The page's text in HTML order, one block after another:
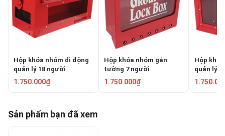
Hộp khóa nhóm di động
quản lý 18 người
PROLOCKEY LK07
1.750.000₫
Hộp khóa nhóm gắn
tường 7 người
PROLOCKEY LK71
1.750.000₫
Hộp
quản lý
Sản phẩm bạn đã xem